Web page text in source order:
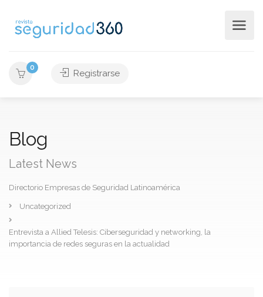
0
Registrarse
Blog
Latest News
Directorio Empresas de Seguridad Latinoamérica
Uncategorized
Entrevista a Allied Telesis: Ciberseguridad y networking, la
importancia de redes seguras en la actualidad